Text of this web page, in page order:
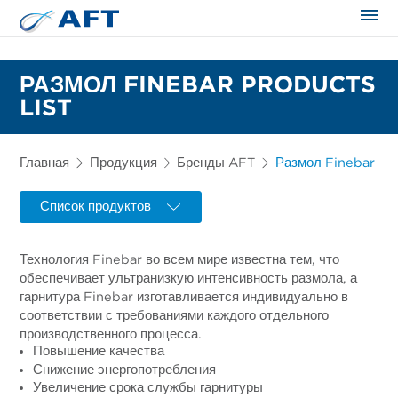
РАЗМОЛ FINEBAR PRODUCTS
LIST
Главная Продукция Бренды AFT Размол Finebar
Список продуктов
Технология Finebar во всем мире известна тем, что
обеспечивает ультранизкую интенсивность размола, а
гарнитура Finebar изготавливается индивидуально в
соответствии с требованиями каждого отдельного
производственного процесса.
Повышение качества
Снижение энергопотребления
Увеличение срока службы гарнитуры